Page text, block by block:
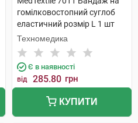
гомілковостопний суглоб
еластичний розмір L 1 шт
Техномедика
Є в наявності
від 285.80 грн
КУПИТИ